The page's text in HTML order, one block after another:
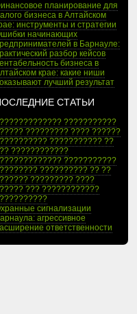
планирование для
бизнеса в Алтайском
инструменты и стратегии
начинающих
в Барнауле:
разбор кейсов
бизнеса в
крае: какие ниши
лучший результат
СТАТЬИ
???????????
????????? ???? ??????
??????????? ??
????????????
???????????
?????????? ?? ??
????????? ????
??? ????????????
сигнализации
агрессивное
ответственности